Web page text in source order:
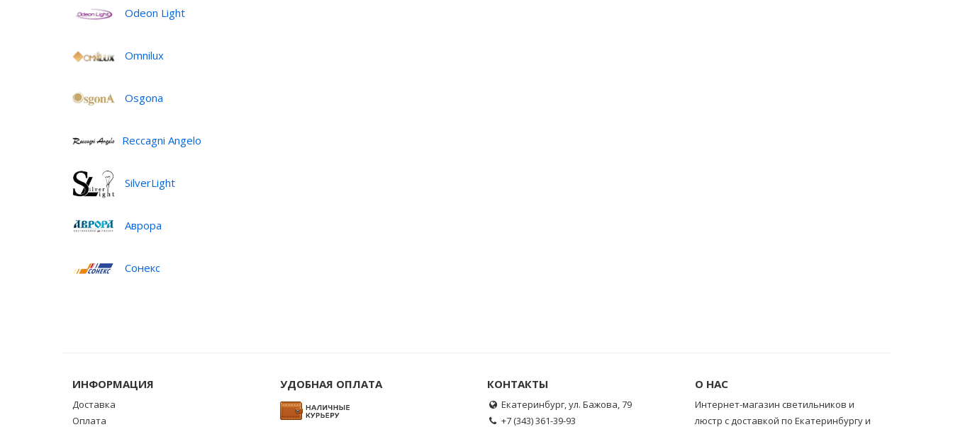
Odeon Light
Omnilux
Osgona
Reccagni Angelo
SilverLight
Аврора
Сонекс
ИНФОРМАЦИЯ
Доставка
Оплата
УДОБНАЯ ОПЛАТА КОНТАКТЫ
Екатеринбург, ул. Бажова, 79
+7 (343) 361-39-93
О НАС
Интернет-магазин светильников и
люстр с доставкой по Екатеринбургу и